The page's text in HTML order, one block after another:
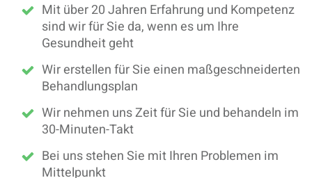
Mit über 20 Jahren Erfahrung und Kompetenz
sind wir für Sie da, wenn es um Ihre
Gesundheit geht
Wir erstellen für Sie einen maßgeschneiderten
Behandlungsplan
Wir nehmen uns Zeit für Sie und behandeln im
30-Minuten-Takt
Bei uns stehen Sie mit Ihren Problemen im
Mittelpunkt